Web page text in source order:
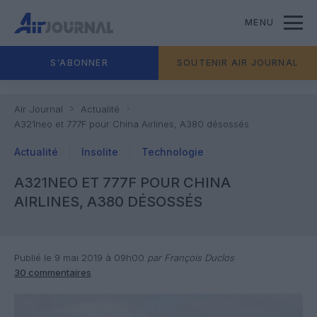
MENU
S'ABONNER SOUTENIR AIR JOURNAL
Air Journal
Actualité
A321neo et 777F pour China Airlines, A380 désossés
Actualité Insolite Technologie
A321NEO ET 777F POUR CHINA
AIRLINES, A380 DÉSOSSÉS
Publié le 9 mai 2019 à 09h00 par François Duclos
30 commentaires